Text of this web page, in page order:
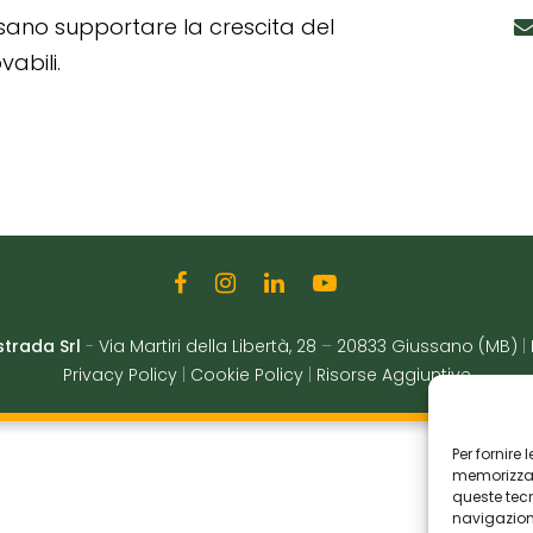
Per fornire
queste
supportare la crescita del
Srl - Via Martiri della Libertà, 28 – 20833 Giussano (MB)
Privacy Policy
Cookie Policy Risorse Aggiuntive